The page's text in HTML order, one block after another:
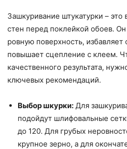
Зашкуривание штукатурки – это
стен перед поклейкой обоев. Он
ровную поверхность, избавляет
повышает сцепление с клеем.
качественного результата,
ключевых рекомендаций.
Выбор шкурки: Для
подойдут шлифовальные
до 120. Для грубых
крупное зерно, а для